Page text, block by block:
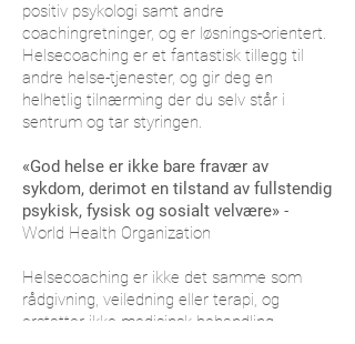
positiv psykologi samt andre
coachingretninger, og er løsnings-orientert.
Helsecoaching er et fantastisk tillegg til
andre helse-tjenester, og gir deg en
helhetlig tilnærming der du selv står i
sentrum og tar styringen.
«God helse er ikke bare fravær av
sykdom, derimot en tilstand av fullstendig
psykisk, fysisk og sosialt velvære» -
World Health Organization
Helsecoaching er ikke det samme som
rådgivning, veiledning eller terapi, og
erstatter ikke medisinsk behandling.